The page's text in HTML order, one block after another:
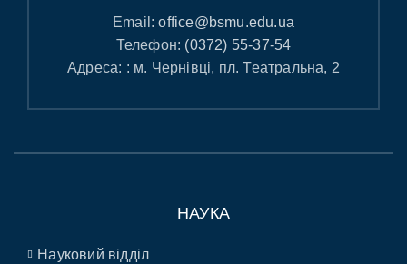
Email:office@bsmu.edu.ua
Телефон: (0372) 55-37-54
Адреса: : м. Чернівці, пл. Театральна, 2
НАУКА
Науковий відділ